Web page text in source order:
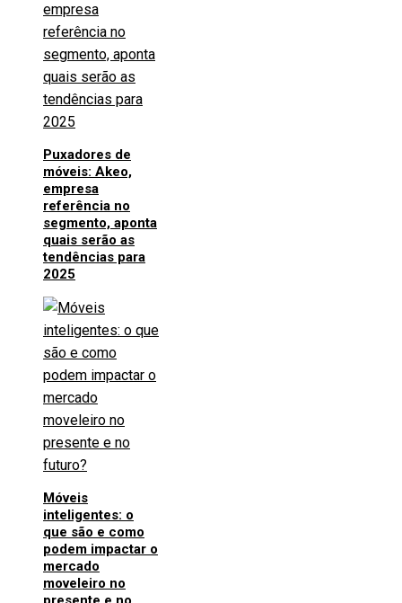
Puxadores de
móveis: Akeo,
empresa
referência no
segmento, aponta
quais serão as
tendências para
2025
Móveis
inteligentes: o
que são e como
podem impactar o
mercado
moveleiro no